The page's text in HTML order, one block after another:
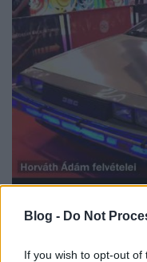
Blog - Do Not
If you wish to opt-out
Vissza az